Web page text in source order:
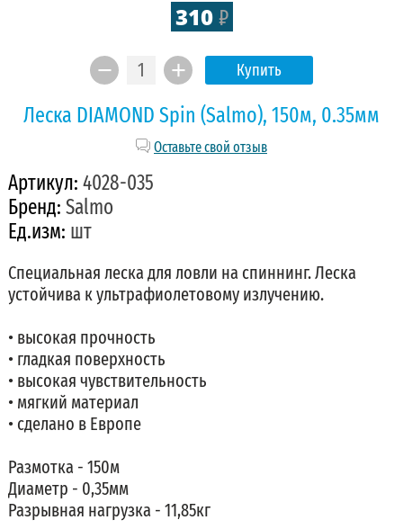
310 ₽
Купить
Леска DIAMOND Spin (Salmo), 150м, 0.35мм
Оставьте свой отзыв
Артикул: 4028-035
Бренд: Salmo
Ед.изм: шт
Специальная леска для ловли на спиннинг. Леска
устойчива к ультрафиолетовому излучению.
• высокая прочность
• гладкая поверхность
• высокая чувствительность
• мягкий материал
• сделано в Европе
Размотка - 150м
Диаметр - 0,35мм
Разрывная нагрузка - 11,85кг